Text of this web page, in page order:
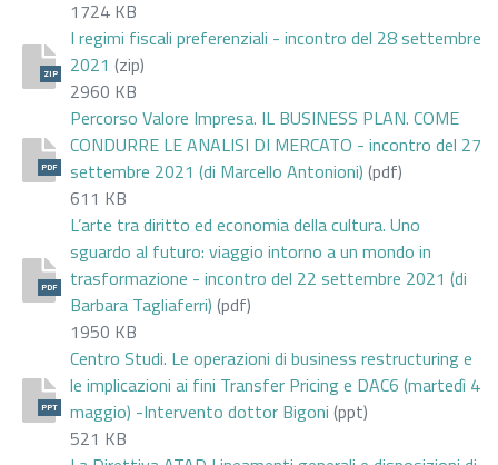
1724 KB
ZIP
I regimi fiscali preferenziali - incontro del 28 settembre
2021 (zip)
2960 KB
PDF
Percorso Valore Impresa. IL BUSINESS PLAN. COME
CONDURRE LE ANALISI DI MERCATO - incontro del 27
settembre 2021 (di Marcello Antonioni) (pdf)
611 KB
PDF
L’arte tra diritto ed economia della cultura. Uno
sguardo al futuro: viaggio intorno a un mondo in
trasformazione - incontro del 22 settembre 2021 (di
Barbara Tagliaferri) (pdf)
1950 KB
PPT
Centro Studi. Le operazioni di business restructuring e
le implicazioni ai fini Transfer Pricing e DAC6 (martedì 4
maggio) -Intervento dottor Bigoni (ppt)
521 KB